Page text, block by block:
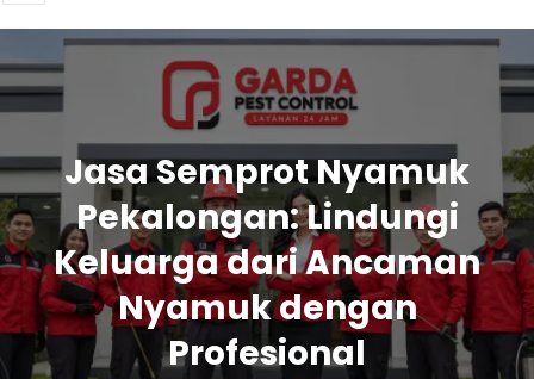
Jasa Semprot Nyamuk
Pekalongan: Lindungi
Keluarga dari Ancaman
Nyamuk dengan
Profesional